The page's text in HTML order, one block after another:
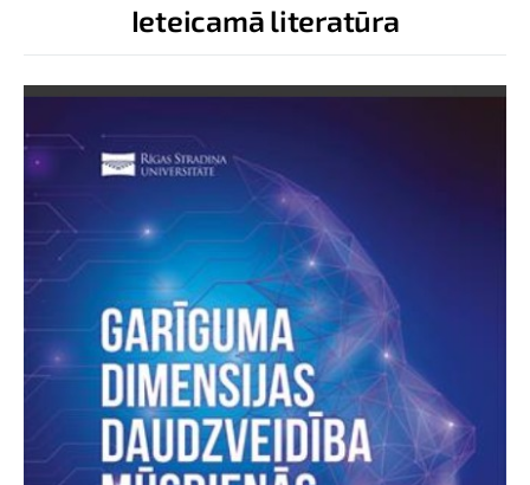
Ieteicamā literatūra